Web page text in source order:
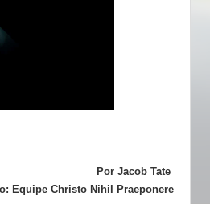
Por Jacob Tate
Equipe Christo Nihil Praeponere